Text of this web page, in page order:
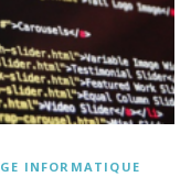
INFORMATIQUE